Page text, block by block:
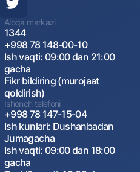
Aloqa markazi
1344
+998 78 148-00-10
Ish vaqti: 09:00 dan 21:00
gacha
Fikr bildiring (murojaat
qoldirish)
Ishonch telefoni
+998 78 147-15-04
Ish kunlari: Dushanbadan
Jumagacha
Ish vaqti: 09:00 dan 18:00
gacha